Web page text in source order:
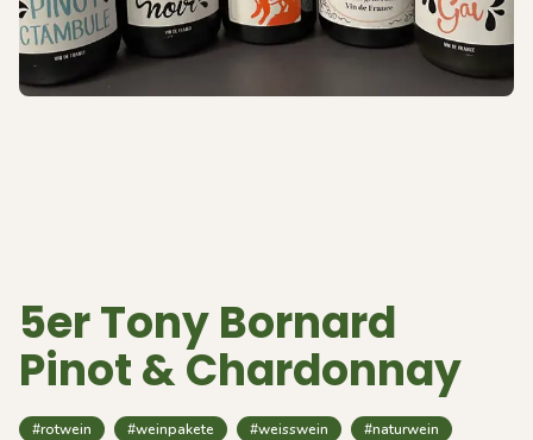
5er Tony Bornard
Pinot & Chardonnay
#rotwein #weinpakete #weisswein #naturwein